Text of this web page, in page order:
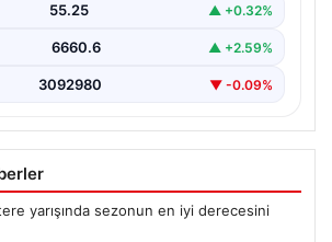
55.25 ▲ +0.32%
6660.6 ▲ +2.59%
3092980 ▼ -0.09%
yarışında sezonun en iyi derecesini